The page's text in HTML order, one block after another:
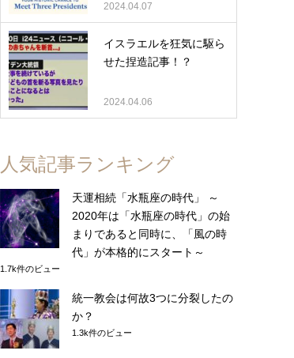
2024.04.07
イスラエルを狂気に駆ら
せた捏造記事！？
2024.04.06
人気記事ランキング
天運相続「水瓶座の時代」 ～
2020年は「水瓶座の時代」の始
まりであると同時に、「風の時
代」が本格的にスタート～
1.7k件のビュー
統一教会は何故3つに分裂したの
か？
1.3k件のビュー